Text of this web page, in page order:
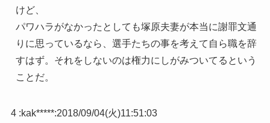
けど、
パワハラがなかったとしても塚原夫妻が本当に謝罪文通
りに思っているなら、選手たちの事を考えて自ら職を辞
すはず。それをしないのは権力にしがみついてるという
ことだ。
4 :kak*****:2018/09/04(火)11:51:03